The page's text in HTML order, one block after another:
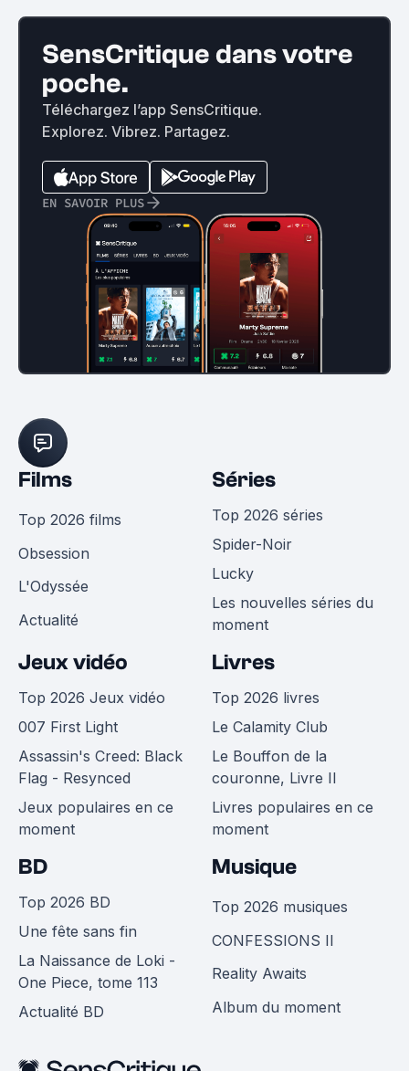
SensCritique dans votre
poche.
Téléchargez l’app SensCritique.
Explorez. Vibrez. Partagez.
EN SAVOIR PLUS
Films
Top 2026 films
Obsession
L'Odyssée
Actualité
Séries
Top 2026 séries
Spider-Noir
Lucky
Les nouvelles séries du
moment
Jeux vidéo
Top 2026 Jeux vidéo
007 First Light
Assassin's Creed: Black
Flag - Resynced
Jeux populaires en ce
moment
Livres
Top 2026 livres
Le Calamity Club
Le Bouffon de la
couronne, Livre II
Livres populaires en ce
moment
BD
Top 2026 BD
Une fête sans fin
La Naissance de Loki -
One Piece, tome 113
Actualité BD
Musique
Top 2026 musiques
CONFESSIONS II
Reality Awaits
Album du moment